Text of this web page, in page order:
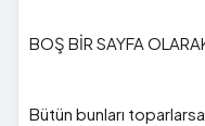
BOŞ BİR SAYFA
Bütün bunları